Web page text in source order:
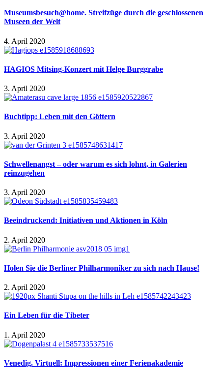
Museumsbesuch@home. Streifzüge durch die geschlossenen
Museen der Welt
4. April 2020
HAGIOS Mitsing-Konzert mit Helge Burggrabe
3. April 2020
Buchtipp: Leben mit den Göttern
3. April 2020
Schwellenangst – oder warum es sich lohnt, in Galerien
reinzugehen
3. April 2020
Beeindruckend: Initiativen und Aktionen in Köln
2. April 2020
Holen Sie die Berliner Philharmoniker zu sich nach Hause!
2. April 2020
Ein Leben für die Tibeter
1. April 2020
Venedig. Virtuell: Impressionen einer Ferienakademie